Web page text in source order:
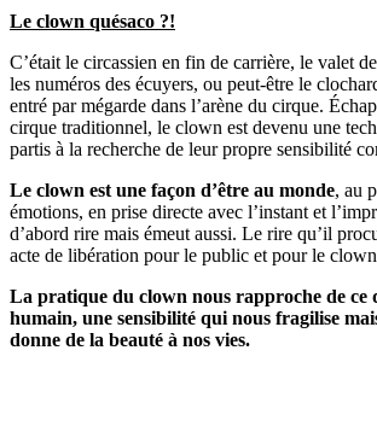
Le clown quésaco ?!
C’était le circassien en fin de carrière, le valet
les numéros des écuyers, ou peut-être le
entré par mégarde dans l’arène du cirque.
cirque traditionnel, le clown est devenu une
partis à la recherche de leur propre sensibilité
Le clown est une façon d’être au monde, au
émotions, en prise directe avec l’instant et
d’abord rire mais émeut aussi. Le rire qu’il
acte de libération pour le public et pour le
La pratique du clown nous rapproche de ce
humain, une sensibilité qui nous fragilise
donne de la beauté à nos vies.